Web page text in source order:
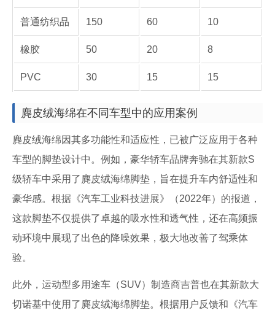
普通纺织品 150 60 10
橡胶 50 20 8
PVC 30 15 15
麂皮绒海绵在不同车型中的应用案例
麂皮绒海绵因其多功能性和适应性，已被广泛应用于各种
车型的脚垫设计中。例如，豪华轿车品牌奔驰在其新款S
级轿车中采用了麂皮绒海绵脚垫，旨在提升车内舒适性和
豪华感。根据《汽车工业科技进展》（2022年）的报道，
这款脚垫不仅提供了卓越的吸水性和透气性，还在高频振
动环境中展现了出色的降噪效果，极大地改善了驾乘体
验。
此外，运动型多用途车（SUV）制造商吉普也在其新款大
切诺基中使用了麂皮绒海绵脚垫。根据用户反馈和《汽车